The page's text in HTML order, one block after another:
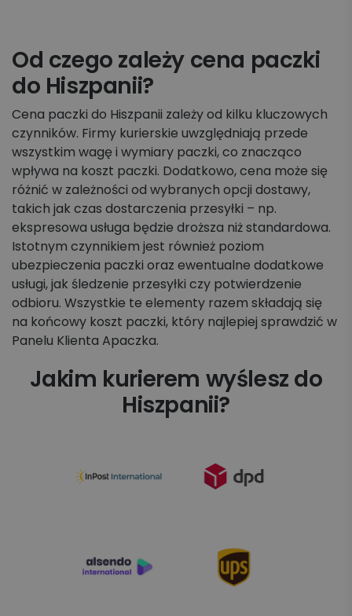
Od czego zależy cena paczki
do Hiszpanii?
Cena paczki do Hiszpanii zależy od kilku kluczowych
czynników. Firmy kurierskie uwzględniają przede
wszystkim wagę i wymiary paczki, co znacząco
wpływa na koszt paczki. Dodatkowo, cena może się
różnić w zależności od wybranych opcji dostawy,
takich jak czas dostarczenia przesyłki – np.
ekspresowa usługa będzie droższa niż standardowa.
Istotnym czynnikiem jest również poziom
ubezpieczenia paczki oraz ewentualne dodatkowe
usługi, jak śledzenie przesyłki czy potwierdzenie
odbioru. Wszystkie te elementy razem składają się
na końcowy koszt paczki, który najlepiej sprawdzić w
Panelu Klienta Apaczka.
Jakim kurierem wyślesz do
Hiszpanii?